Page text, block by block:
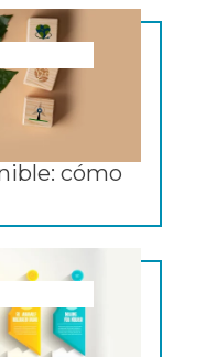
cómo